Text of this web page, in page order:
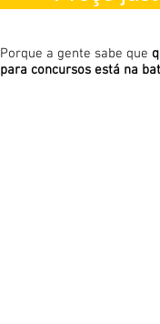
Porque a gente sabe que
para concursos está na